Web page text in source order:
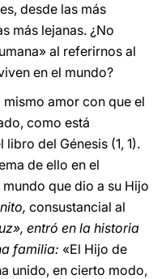
desde las más
más lejanas. ¿No
al referirnos al
en el mundo?
amor con que el
como está
del Génesis (1, 1).
de ello en el
que dio a su Hijo
consustancial al
entró en la historia
familia: «El Hijo de
unido, en cierto modo,